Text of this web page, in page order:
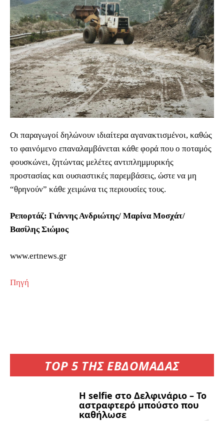
TOP 5 ΤΗΣ ΕΒΔΟΜΑΔΑΣ
Η selfie στο Δελφινάριο – Το
αστραφτερό μπούστο που
καθήλωσε
Οι παραγωγοί δηλώνουν ιδιαίτερα αγανακτισμένοι, καθώς
το φαινόμενο επαναλαμβάνεται κάθε φορά που ο ποταμός
φουσκώνει, ζητώντας μελέτες αντιπλημμυρικής
προστασίας και ουσιαστικές παρεμβάσεις, ώστε να μη
“θρηνούν” κάθε χειμώνα τις περιουσίες τους.
Ρεπορτάζ: Γιάννης Ανδριώτης/ Μαρίνα Μοσχάτ/
Βασίλης Σιώμος
www.ertnews.gr
Πηγή